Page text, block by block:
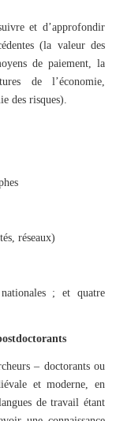
et d’approfondir
(la valeur des
de paiement, la
de l’économie,
des risques).
réseaux)
; et quatre
– doctorants ou
et moderne, en
de travail étant